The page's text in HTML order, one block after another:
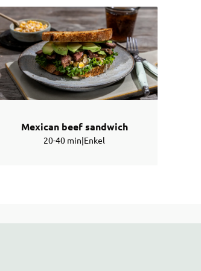
Mexican beef sandwich
20-40 min|Enkel